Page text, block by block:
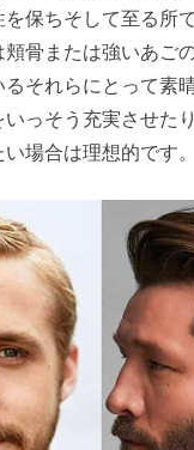
を保ちそして至る所
骨または強いあご
るそれらにとって素
っそう充実させた
場合は理想的です。